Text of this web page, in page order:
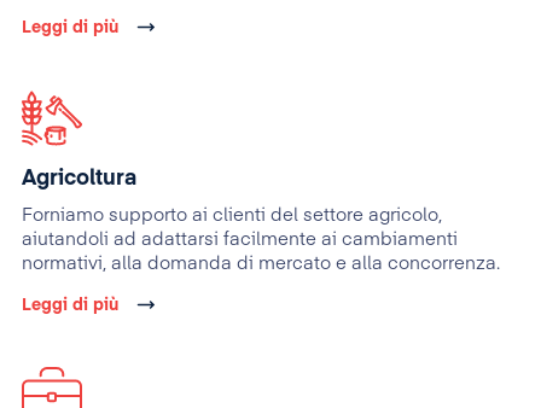
Leggi di più
Agricoltura
Forniamo supporto ai clienti del settore agricolo,
aiutandoli ad adattarsi facilmente ai cambiamenti
normativi, alla domanda di mercato e alla concorrenza.
Leggi di più